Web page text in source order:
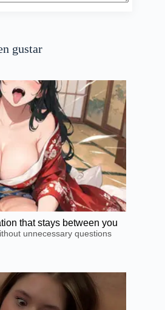
gustar
that stays between you
unnecessary questions